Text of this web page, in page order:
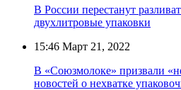
В России перестанут
двухлитровые упаковки
15:46 Март 21, 2022
В «Союзмолоке» призвали
новостей о нехватке